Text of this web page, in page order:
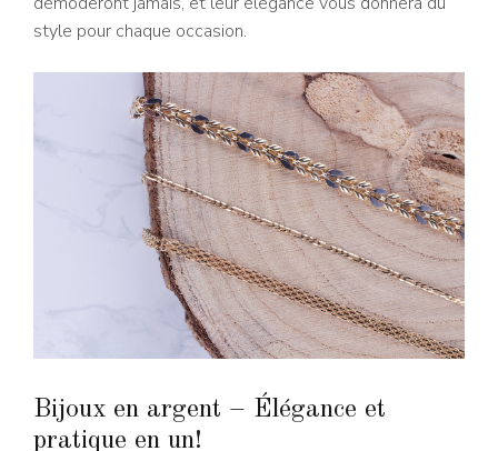
style pour chaque occasion.
Bijoux en argent – Élégance et
pratique en un!